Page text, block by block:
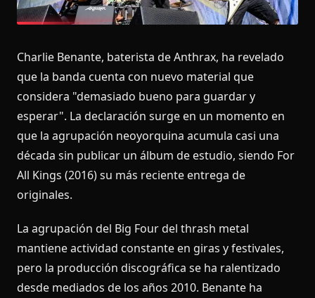
Charlie Benante, baterista de Anthrax, ha revelado
que la banda cuenta con nuevo material que
considera "demasiado bueno para guardar y
esperar". La declaración surge en un momento en
que la agrupación neoyorquina acumula casi una
década sin publicar un álbum de estudio, siendo For
All Kings (2016) su más reciente entrega de
originales.
La agrupación del Big Four del thrash metal
mantiene actividad constante en giras y festivales,
pero la producción discográfica se ha ralentizado
desde mediados de los años 2010. Benante ha